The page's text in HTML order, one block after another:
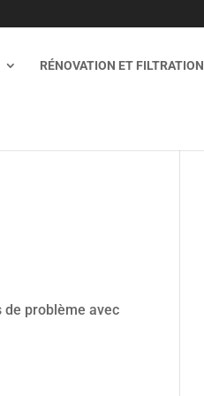
RÉNOVATION ET FILTRATION
de problème avec